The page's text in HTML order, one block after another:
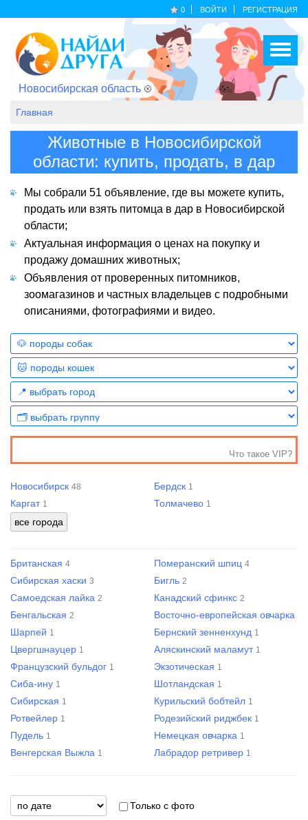
0 ВОЙТИ РЕГИСТРАЦИЯ
Новосибирская область
Главная
Животные в Новосибирской
области: купить, продать, в дар
Мы собрали 51 объявление, где вы можете купить,
продать или взять питомца в дар в Новосибирской
области;
Актуальная информация о ценах на покупку и
продажу домашних животных;
Объявления от проверенных питомников,
зоомагазинов и частных владельцев с подробными
описаниями, фотографиями и видео.
Что такое VIP?
Новосибирск 48 Бердск 1
Каргат 1 Толмачево 1
Британская 4 Померанский шпиц 4
Сибирская хаски 3 Бигль 2
Самоедская лайка 2 Канадский сфинкс 2
Бенгальская 2 Восточно-европейская овчарка
Шарпей 1 Бернский зенненхунд 1
Цвергшнауцер 1 Аляскинский маламут 1
Французский бульдог 1 Экзотическая 1
Сиба-ину 1 Шотландская 1
Сибирская 1 Курильский бобтейл 1
Ротвейлер 1 Родезийский риджбек 1
Пудель 1 Немецкая овчарка 1
Венгерская Выжла 1 Лабрадор ретривер 1
Только с фото